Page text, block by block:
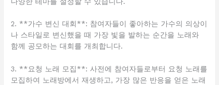
2. **가수 변신 대회**: 참여자들이 좋아하는 가수의 의상이
나 스타일로 변신했을 때 가장 빛을 발하는 순간을 노래와
함께 공모하는 대회를 개최합니다.
3. **요청 노래 모집**: 사전에 참여자들로부터 요청 노래를
모집하여 노래방에서 재생하고, 가장 많은 반응을 얻은 노래